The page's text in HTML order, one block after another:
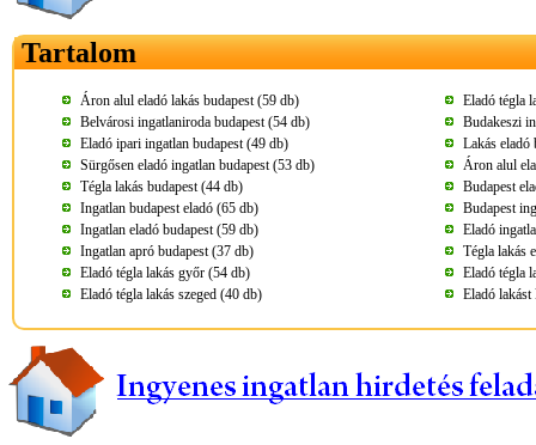
Tartalom
Áron alul eladó lakás budapest (59 db)
Eladó tégla
Belvárosi ingatlaniroda budapest (54 db)
Budakeszi
Eladó ipari ingatlan budapest (49 db)
Lakás eladó
Sürgősen eladó ingatlan budapest (53 db)
Áron alul
Tégla lakás budapest (44 db)
Budapest
Ingatlan budapest eladó (65 db)
Budapest
Ingatlan eladó budapest (59 db)
Eladó
Ingatlan apró budapest (37 db)
Tégla lakás
Eladó tégla lakás győr (54 db)
Eladó tégla
Eladó tégla lakás szeged (40 db)
Eladó lakást